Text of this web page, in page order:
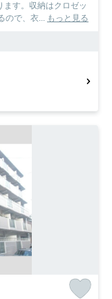
ます。収納はクロゼッ
ので、衣... もっと見る